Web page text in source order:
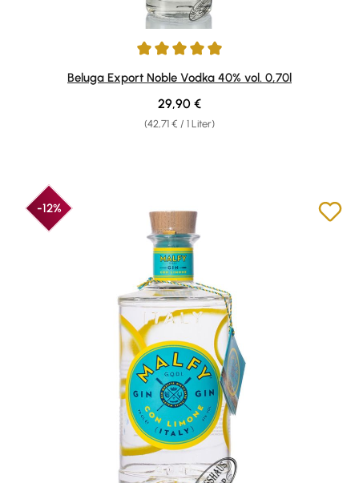
Durchschnittliche Bewertung von 4.92 von 5 Sternen
Beluga Export Noble Vodka 40% vol. 0,70l
(42,71 € / 1 Liter)
Regulärer Preis:
29,90 €
-12%